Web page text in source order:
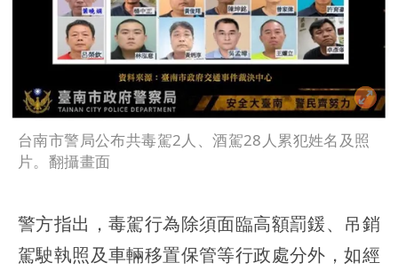
台南市警局公布共毒駕2人、酒駕28人累犯姓名及照
片。翻攝畫面
警方指出，毒駕行為除須面臨高額罰鍰、吊銷
駕駛執照及車輛移置保管等行政處分外，如經